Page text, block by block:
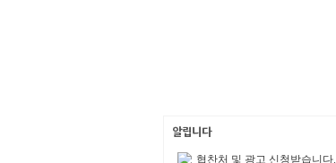
협찬처 및 광고 신청받습니다.